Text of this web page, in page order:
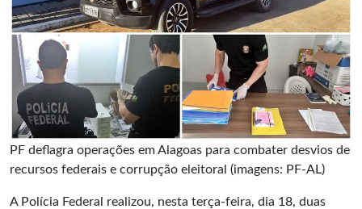
PF deflagra operações em Alagoas para combater desvios de
recursos federais e corrupção eleitoral (imagens: PF-AL)
A Polícia Federal realizou, nesta terça-feira, dia 18, duas